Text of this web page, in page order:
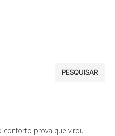
PESQUISAR
conforto prova que virou